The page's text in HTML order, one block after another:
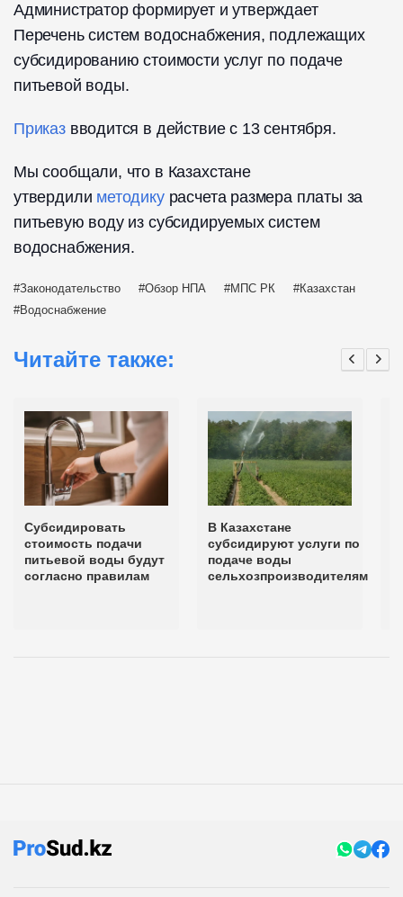
Администратор формирует и утверждает
Перечень систем водоснабжения, подлежащих
субсидированию стоимости услуг по подаче
питьевой воды.
Приказвводится в действие с 13 сентября.
Мы сообщали, что в Казахстане
утвердили методикурасчета размера платы за
питьевую воду из субсидируемых систем
водоснабжения.
Законодательство Обзор НПА МПС РК
Казахстан
Водоснабжение
Читайте также:
Субсидировать
стоимость подачи
питьевой воды будут
согласно правилам
В Казахстане
субсидируют услуги по
подаче воды
сельхозпроизводителям